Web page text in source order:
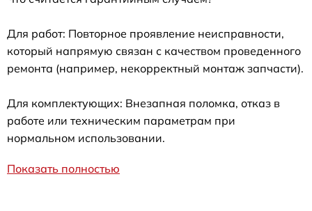
Для работ: Повторное проявление неисправности,
который напрямую связан с качеством проведенного
ремонта (например, некорректный монтаж запчасти).
Для комплектующих: Внезапная поломка, отказ в
работе или техническим параметрам при
нормальном использовании.
Показать полностью